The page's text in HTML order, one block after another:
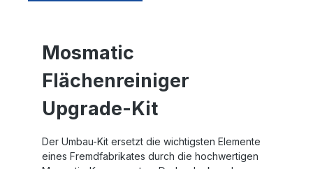
Mosmatic
Flächenreiniger
Upgrade-Kit
Der Umbau-Kit ersetzt die wichtigsten Elemente
eines Fremdfabrikates durch die hochwertigen